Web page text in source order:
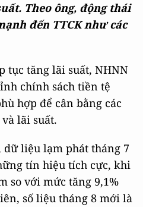
Theo ông, động thái
đến TTCK như các
tục tăng lãi suất, NHNN
chính sách tiền tệ
hợp để cân bằng các
lãi suất.
liệu lạm phát tháng 7
tín hiệu tích cực, khi
so với mức tăng 9,1%
số liệu tháng 8 mới là